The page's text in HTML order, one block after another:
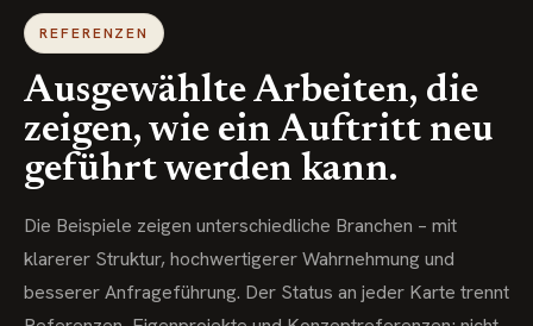
REFERENZEN
Ausgewählte Arbeiten, die
zeigen, wie ein Auftritt neu
geführt werden kann.
Die Beispiele zeigen unterschiedliche Branchen – mit
klarerer Struktur, hochwertigerer Wahrnehmung und
besserer Anfrageführung. Der Status an jeder Karte trennt